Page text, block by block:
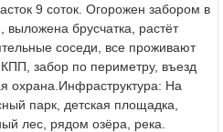
9 соток. Огорожен забором в
выложена брусчатка, растёт
соседи, все проживают
забор по периметру, въезд
охрана. Инфраструктура: На
парк, детская площадка,
лес, рядом озёра, река.